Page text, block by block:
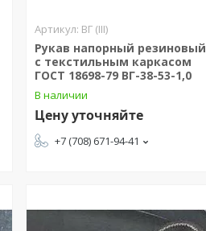
ВГ (III)
Рукав напорный резиновый
с текстильным каркасом
ГОСТ 18698-79 ВГ-38-53-1,0
В наличии
Цену уточняйте
+7 (708) 671-94-41